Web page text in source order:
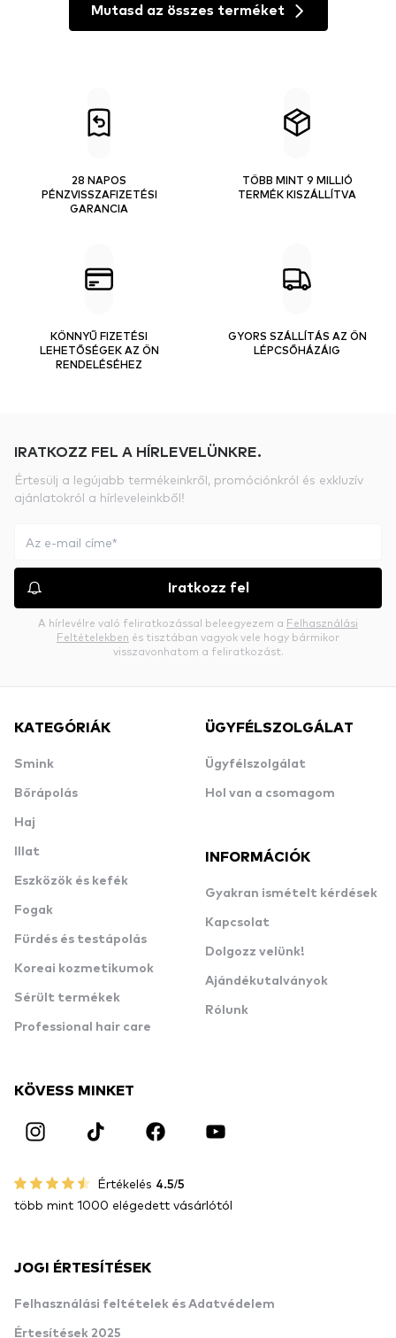
Mutasd az összes terméket
28 NAPOS
PÉNZVISSZAFIZETÉSI
GARANCIA
TÖBB MINT 9 MILLIÓ
TERMÉK KISZÁLLÍTVA
KÖNNYŰ FIZETÉSI
LEHETŐSÉGEK AZ ÖN
RENDELÉSÉHEZ
GYORS SZÁLLÍTÁS AZ ÖN
LÉPCSŐHÁZÁIG
IRATKOZZ FEL A HÍRLEVELÜNKRE.
Értesülj a legújabb termékeinkről, promóciónkról és exkluzív
ajánlatokról a hírleveleinkből!
Iratkozz fel
A hírlevélre való feliratkozással beleegyezem a Felhasználási
Feltételekben és tisztában vagyok vele hogy bármikor
visszavonhatom a feliratkozást.
KATEGÓRIÁK
Smink
Bőrápolás
Haj
Illat
Eszközök és kefék
Fogak
Fürdés és testápolás
Koreai kozmetikumok
Sérült termékek
Professional hair care
ÜGYFÉLSZOLGÁLAT
Ügyfélszolgálat
Hol van a csomagom
INFORMÁCIÓK
Gyakran ismételt kérdések
Kapcsolat
Dolgozz velünk!
Ajándékutalványok
Rólunk
KÖVESS MINKET
Értékelés 4.5/5
több mint 1000 elégedett vásárlótól
JOGI ÉRTESÍTÉSEK
Felhasználási feltételek és Adatvédelem
Értesítések 2025